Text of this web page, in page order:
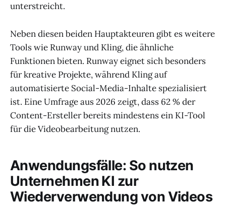
unterstreicht.
Neben diesen beiden Hauptakteuren gibt es weitere
Tools wie Runway und Kling, die ähnliche
Funktionen bieten. Runway eignet sich besonders
für kreative Projekte, während Kling auf
automatisierte Social-Media-Inhalte spezialisiert
ist. Eine Umfrage aus 2026 zeigt, dass 62 % der
Content-Ersteller bereits mindestens ein KI-Tool
für die Videobearbeitung nutzen.
Anwendungsfälle: So nutzen
Unternehmen KI zur
Wiederverwendung von Videos